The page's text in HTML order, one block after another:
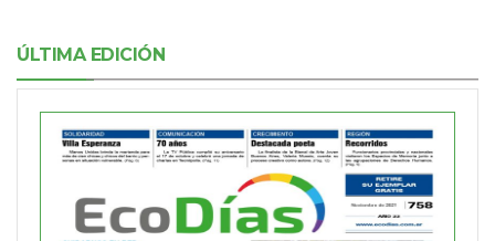
ÚLTIMA EDICIÓN